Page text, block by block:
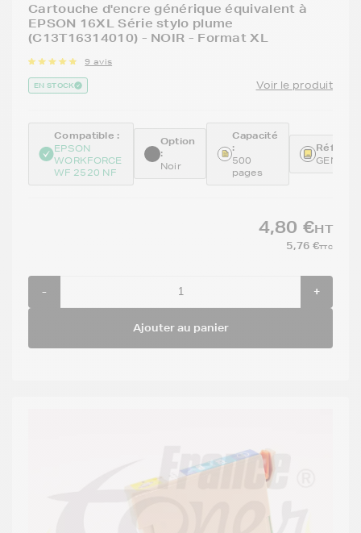
Cartouche d'encre générique équivalent à
EPSON 16XL Série stylo plume
(C13T16314010) - NOIR - Format XL
9 avis
EN STOCK Voir le produit
Compatible :
EPSON
WORKFORCE
WF 2520 NF
Option
:
Noir
Capacité
:
500
pages
4,80 €HT
5,76 €TTC
- +
Ajouter au panier